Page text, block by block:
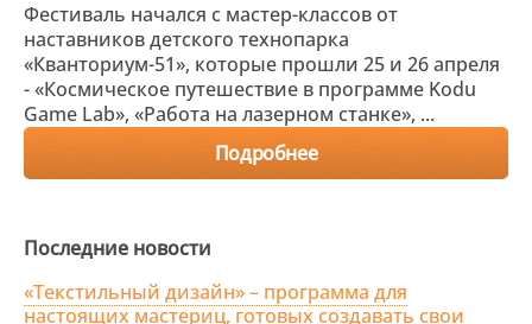
Фестиваль начался с мастер-классов от
наставников детского технопарка
«Кванториум-51», которые прошли 25 и 26 апреля
- «Космическое путешествие в программе Kodu
Game Lab», «Работа на лазерном станке», ...
Подробнее
Последние новости
«Текстильный дизайн» – программа для
настоящих мастериц, готовых создавать свои